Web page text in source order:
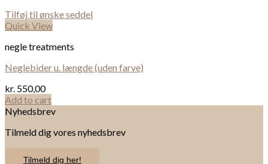
Tilføj til ønske seddel
Quick View
negle treatments
Neglebider u. længde (uden farve)
kr. 550,00
Add to cart
Nyhedsbrev
Tilmeld dig vores nyhedsbrev
Tilmeld dig her!